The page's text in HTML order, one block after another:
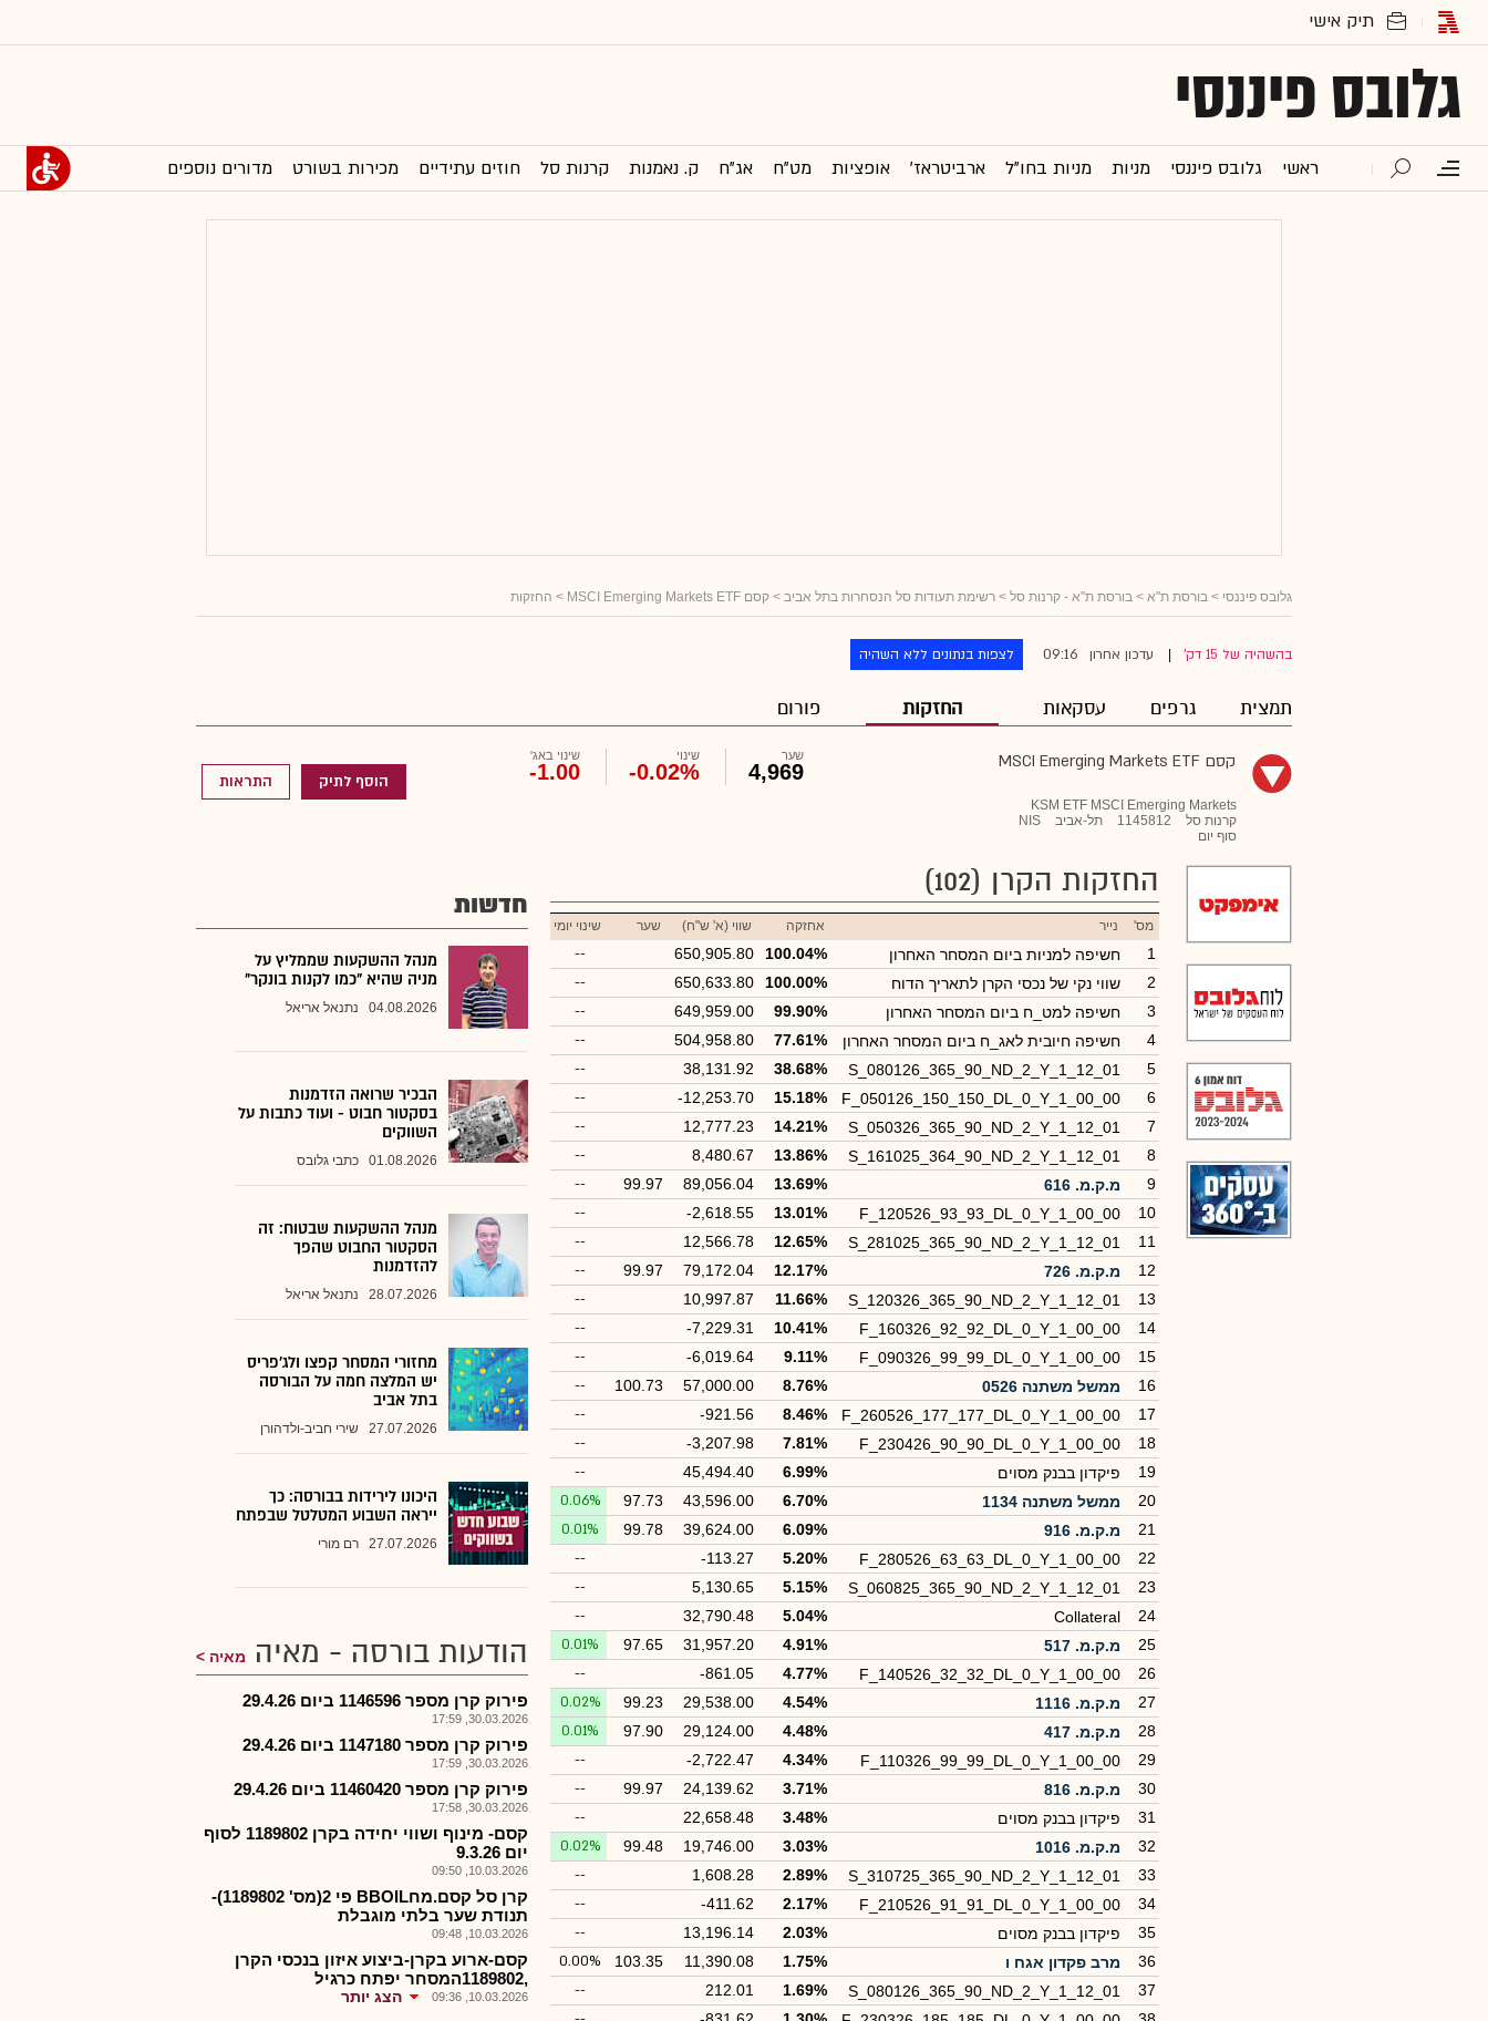
גלובס פיננסי
ראשי גלובס פיננסי מניות מניות בחו"ל ארביטראז' אופציות מט"ח אג"ח ק. נאמנות קרנות סל חוזים עתידיים מכירות בשורט מדורים נוספים
גלובס פיננסי > בורסת ת"א > בורסת ת"א - קרנות סל > רשימת תעודות סל הנסחרות בתל אביב > קסם MSCI Emerging Markets ETF > החזקות
בהשהיה של 15 דק' עדכון אחרון 09:16 לצפות בנתונים ללא השהיה
תמצית גרפים עסקאות החזקות פורום
קסם MSCI Emerging Markets ETF
KSM ETF MSCI Emerging Markets
קרנות סל
1145812 תל-אביב
NIS
סוף יום
שער
4,969
שינוי
-0.02%
שינוי באג'
-1.00 הוסף לתיק התראות
החזקות הקרן (102)
מס' נייר אחזקה שווי (א' ש"ח) שער שינוי יומי
1 חשיפה למניות ביום המסחר האחרון 100.04%
650,905.80
--
2
שווי נקי של נכסי הקרן לתאריך הדוח 100.00%
650,633.80
--
3
חשיפה למט_ח ביום המסחר האחרון 99.90%
649,959.00
--
4
חשיפה חיובית לאג_ח ביום המסחר האחרון 77.61%
504,958.80
--
5
S_080126_365_90_ND_2_Y_1_12_01
38.68%
38,131.92
--
6
F_050126_150_150_DL_0_Y_1_00_00
15.18%
-12,253.70
--
7
S_050326_365_90_ND_2_Y_1_12_01
14.21%
12,777.23
--
8
S_161025_364_90_ND_2_Y_1_12_01
13.86%
8,480.67
--
9
מ.ק.מ. 616 13.69%
89,056.04
99.97
--
10
F_120526_93_93_DL_0_Y_1_00_00
13.01%
-2,618.55
--
11
S_281025_365_90_ND_2_Y_1_12_01
12.65%
12,566.78
--
12
מ.ק.מ. 726 12.17%
79,172.04
99.97
--
13
S_120326_365_90_ND_2_Y_1_12_01
11.66%
10,997.87
--
14
F_160326_92_92_DL_0_Y_1_00_00
10.41%
-7,229.31
--
15
F_090326_99_99_DL_0_Y_1_00_00
9.11%
-6,019.64
--
16
ממשל משתנה 0526 8.76%
57,000.00
100.73
--
17
F_260526_177_177_DL_0_Y_1_00_00
8.46%
-921.56
--
18
F_230426_90_90_DL_0_Y_1_00_00
7.81%
-3,207.98
--
19
פיקדון בבנק מסוים 6.99%
45,494.40
--
20
ממשל משתנה 1134 6.70%
43,596.00
97.73
0.06%
21
מ.ק.מ. 916 6.09%
39,624.00
99.78
0.01%
22
F_280526_63_63_DL_0_Y_1_00_00
5.20%
-113.27
--
23
S_060825_365_90_ND_2_Y_1_12_01
5.15%
5,130.65
--
24
Collateral
5.04%
32,790.48
--
25
מ.ק.מ. 517 4.91%
31,957.20
97.65
0.01%
26
F_140526_32_32_DL_0_Y_1_00_00
4.77%
-861.05
--
27
מ.ק.מ. 1116 4.54%
29,538.00
99.23
0.02%
28
מ.ק.מ. 417 4.48%
29,124.00
97.90
0.01%
29
F_110326_99_99_DL_0_Y_1_00_00
4.34%
-2,722.47
--
30
מ.ק.מ. 816 3.71%
24,139.62
99.97
--
31
פיקדון בבנק מסוים 3.48%
22,658.48
--
32
מ.ק.מ. 1016 3.03%
19,746.00
99.48
0.02%
33
S_310725_365_90_ND_2_Y_1_12_01
2.89%
1,608.28
--
34
F_210526_91_91_DL_0_Y_1_00_00
2.17%
-411.62
--
35
פיקדון בבנק מסוים 2.03%
13,196.14
--
36
מרב פקדון אגח ו 1.75%
11,390.08
103.35
0.00%
37
S_080126_365_90_ND_2_Y_1_12_01
1.69%
212.01
--
חדשות
מנהל ההשקעות שממליץ על
מניה שהיא "כמו לקנות בונקר"
04.08.2026 נתנאל אריאל
הבכיר שרואה הזדמנות
בסקטור חבוט - ועוד כתבות על
השווקים
01.08.2026 כתבי גלובס
מנהל ההשקעות שבטוח: זה
הסקטור החבוט שהפך
להזדמנות
28.07.2026 נתנאל אריאל
מחזורי המסחר קפצו ולג'פריס
יש המלצה חמה על הבורסה
בתל אביב
27.07.2026 שירי חביב-ולדהורן
היכונו לירידות בבורסה: כך
ייראה השבוע המטלטל שבפתח
27.07.2026 רם מורי
הודעות בורסה - מאיה מאיה
פירוק קרן מספר 1146596 ביום 29.4.26
30.03.2026, 17:59
פירוק קרן מספר 1147180 ביום 29.4.26
30.03.2026, 17:59
פירוק קרן מספר 11460420 ביום 29.4.26
30.03.2026, 17:58
קסם- מינוף ושווי יחידה בקרן 1189802 לסוף
יום 9.3.26
10.03.2026, 09:50
קרן סל קסם.מחBBOIL פי 2(מס' 1189802)-
תנודת שער בלתי מוגבלת
10.03.2026, 09:48
קסם-ארוע בקרן-ביצוע איזון בנכסי הקרן
,1189802המסחר יפתח כרגיל
10.03.2026, 09:36 הצג יותר